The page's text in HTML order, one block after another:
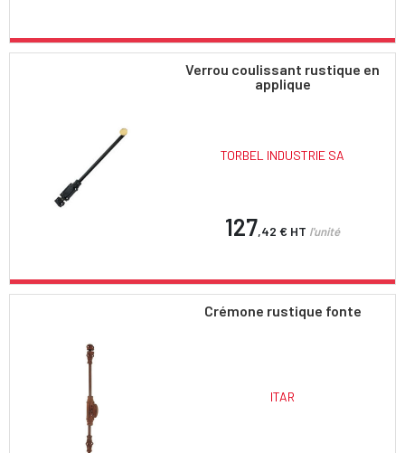
Verrou coulissant rustique en
applique
TORBEL INDUSTRIE SA
127,42 € HT l'unité
Crémone rustique fonte
ITAR